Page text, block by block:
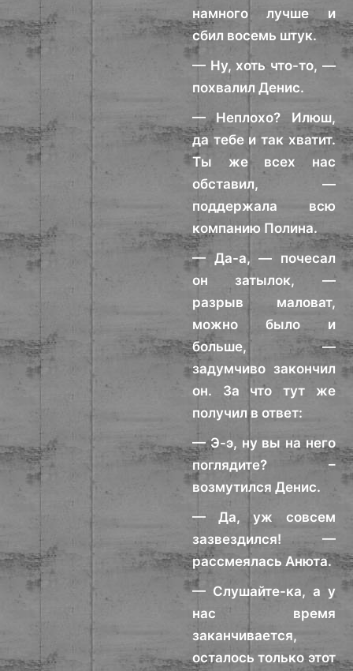
намного лучше и
сбил восемь штук.
— Ну, хоть что-то, —
похвалил Денис.
— Неплохо? Илюш,
да тебе и так хватит.
Ты же всех нас
обставил, —
поддержала всю
компанию Полина.
— Да-а, — почесал
он затылок, —
разрыв маловат,
можно было и
больше, —
задумчиво закончил
он. За что тут же
получил в ответ:
— Э-э, ну вы на него
поглядите? –
возмутился Денис.
— Да, уж совсем
зазвездился! —
рассмеялась Анюта.
— Слушайте-ка, а у
нас время
заканчивается,
осталось только этот